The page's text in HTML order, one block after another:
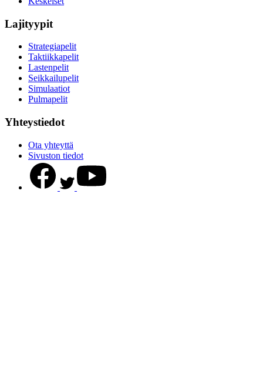
Lajityypit
Strategiapelit
Taktiikkapelit
Lastenpelit
Seikkailupelit
Simulaatiot
Pulmapelit
Yhteystiedot
Ota yhteyttä
Sivuston tiedot